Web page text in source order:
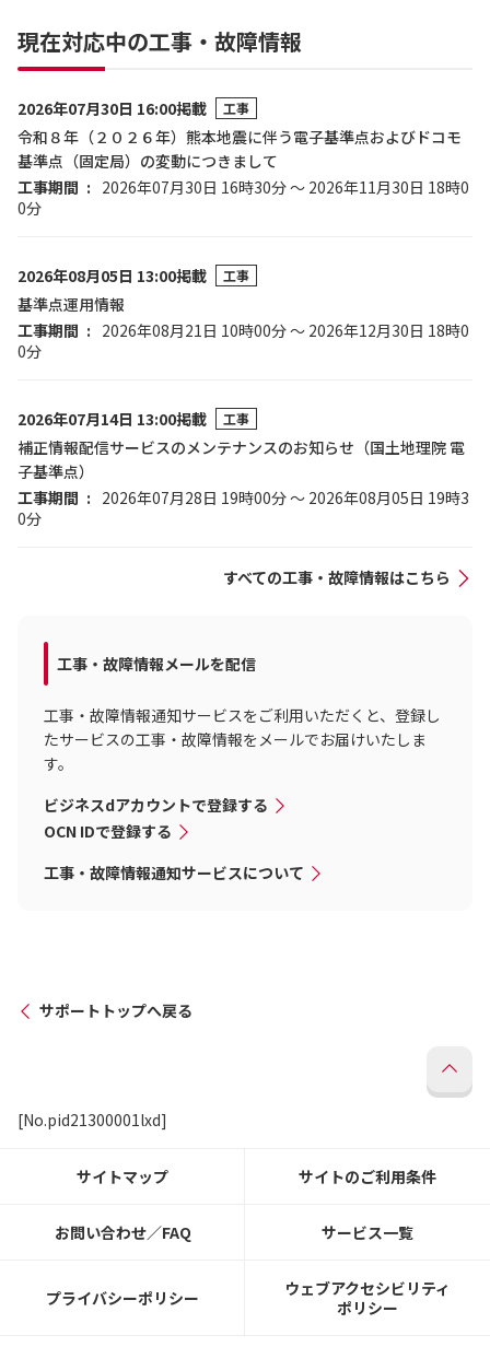
現在対応中の工事・故障情報
2026年07月30日 16:00掲載 工事
令和８年（２０２６年）熊本地震に伴う電子基準点およびドコモ
基準点（固定局）の変動につきまして
工事期間
2026年07月30日 16時30分 ～ 2026年11月30日 18時0
0分
2026年08月05日 13:00掲載 工事
基準点運用情報
工事期間
2026年08月21日 10時00分 ～ 2026年12月30日 18時0
0分
2026年07月14日 13:00掲載 工事
補正情報配信サービスのメンテナンスのお知らせ（国土地理院 電
子基準点）
工事期間
2026年07月28日 19時00分 ～ 2026年08月05日 19時3
0分
すべての工事・故障情報はこちら
工事・故障情報メールを配信
工事・故障情報通知サービスをご利用いただくと、登録し
たサービスの工事・故障情報をメールでお届けいたしま
す。
ビジネスdアカウントで登録する
OCN IDで登録する
工事・故障情報通知サービスについて
サポートトップへ戻る
[No.pid21300001lxd]
サイトマップ サイトのご利用条件
お問い合わせ／FAQ サービス一覧
プライバシーポリシー
ウェブアクセシビリティ
ポリシー